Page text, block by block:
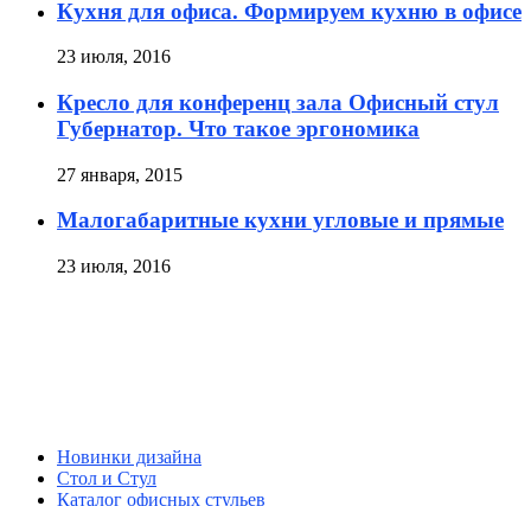
Кухня для офиса. Формируем кухню в офисе
23 июля, 2016
Кресло для конференц зала Офисный стул
Губернатор. Что такое эргономика
27 января, 2015
Малогабаритные кухни угловые и прямые
23 июля, 2016
Новинки дизайна
Стол и Стул
Каталог офисных стульев